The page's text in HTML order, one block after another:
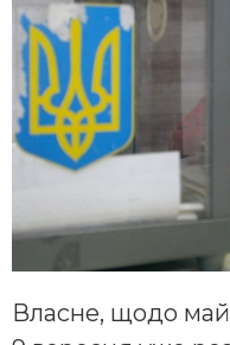
Власне, щодо